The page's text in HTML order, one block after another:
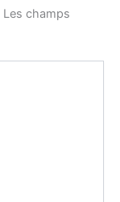
Les champs